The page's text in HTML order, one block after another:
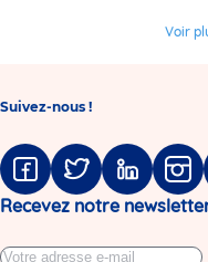
Voir
Suivez-nous !
Facebook
TwitterLinkedin
Recevez notre